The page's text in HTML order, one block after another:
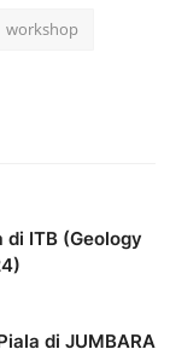
workshop
ITB (Geology
di JUMBARA